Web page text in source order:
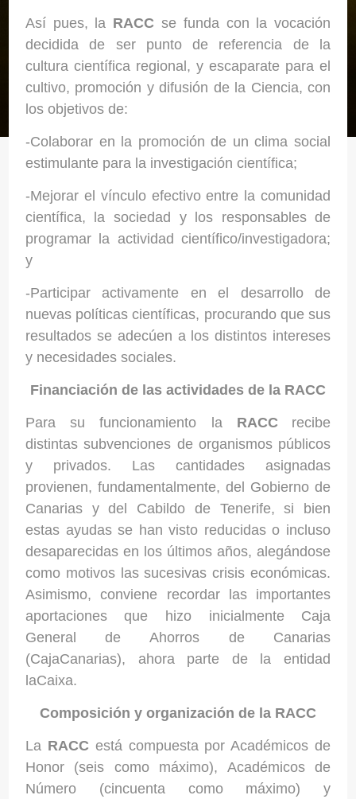
Así pues, la RACC se funda con la vocación
decidida de ser punto de referencia de la
cultura científica regional, y escaparate para el
cultivo, promoción y difusión de la Ciencia, con
los objetivos de:
-Colaborar en la promoción de un clima social
estimulante para la investigación científica;
-Mejorar el vínculo efectivo entre la comunidad
científica, la sociedad y los responsables de
programar la actividad científico/investigadora;
y
-Participar activamente en el desarrollo de
nuevas políticas científicas, procurando que sus
resultados se adecúen a los distintos intereses
y necesidades sociales.
Financiación de las actividades de la RACC
Para su funcionamiento la RACC
recibe
distintas subvenciones de organismos públicos
y privados. Las cantidades asignadas
provienen, fundamentalmente, del Gobierno de
Canarias y del Cabildo de Tenerife, si bien
estas ayudas se han visto reducidas o incluso
desaparecidas en los últimos años, alegándose
como motivos las sucesivas crisis económicas.
Asimismo, conviene recordar las importantes
aportaciones que hizo inicialmente Caja
General de Ahorros de Canarias
(CajaCanarias), ahora parte de la entidad
laCaixa.
Composición y organización de la RACC
La RACC está compuesta por Académicos de
Honor (seis como máximo), Académicos de
Número (cincuenta como máximo) y